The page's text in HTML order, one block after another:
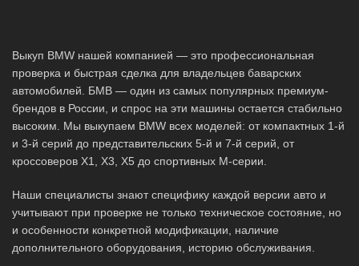
Выкуп BMW нашей компанией — это профессиональная
проверка и быстрая сделка для владельцев баварских
автомобилей. БМВ — один из самых популярных премиум-
брендов в России, и спрос на эти машины остается стабильно
высоким. Мы выкупаем BMW всех моделей: от компактных 1-й
и 3-й серий до представительских 5-й и 7-й серий, от
кроссоверов X1, X3, X5 до спортивных M-серии.
Наши специалисты знают специфику каждой версии авто и
учитывают при проверке не только техническое состояние, но
и особенности конкретной модификации, наличие
дополнительного оборудования, историю обслуживания.